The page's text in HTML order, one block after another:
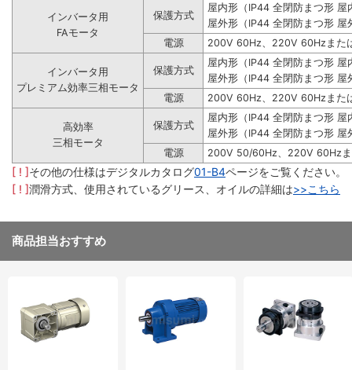
インバータ用
FAモータ
保護方式
屋内形（IP44 全閉防まつ形 屋
屋外形（IP44 全閉防まつ形 屋
電源
200V 60Hz、220V 60Hzまた
インバータ用
プレミアム効率三相モータ
保護方式
屋内形（IP44 全閉防まつ形 屋
屋外形（IP44 全閉防まつ形 屋
電源
200V 60Hz、220V 60Hzまた
高効率
三相モータ
保護方式
屋内形（IP44 全閉防まつ形 屋
屋外形（IP44 全閉防まつ形 屋
電源
200V 50/60Hz、220V 60Hz
[ ! ]その他の仕様はデジタルカタログ01-B4ページをご覧ください。
[ ! ]潤滑方式、使用されているグリース、オイルの詳細は>>こちら
商品担当おすすめ